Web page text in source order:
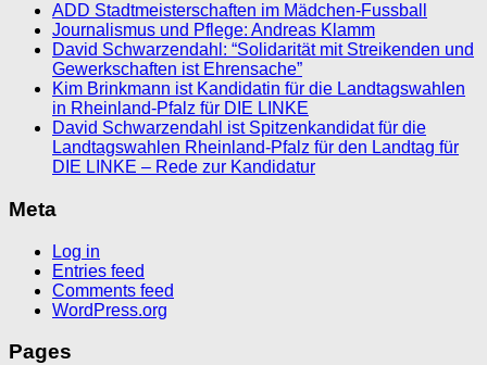
ADD Stadtmeisterschaften im Mädchen-Fussball
Journalismus und Pflege: Andreas Klamm
David Schwarzendahl: “Solidarität mit Streikenden und
Gewerkschaften ist Ehrensache”
Kim Brinkmann ist Kandidatin für die Landtagswahlen
in Rheinland-Pfalz für DIE LINKE
David Schwarzendahl ist Spitzenkandidat für die
Landtagswahlen Rheinland-Pfalz für den Landtag für
DIE LINKE – Rede zur Kandidatur
Meta
Log in
Entries feed
Comments feed
WordPress.org
Pages